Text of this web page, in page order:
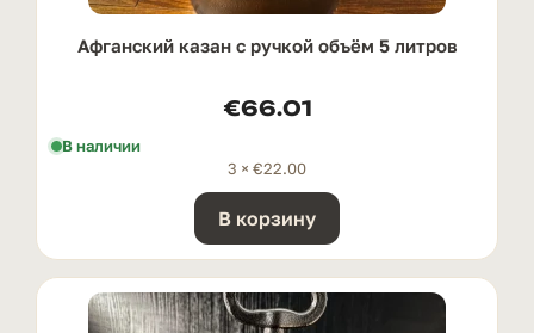
Афганский казан с ручкой oбъём 5 литров
€66.01
В наличии
3 × €22.00
В корзину